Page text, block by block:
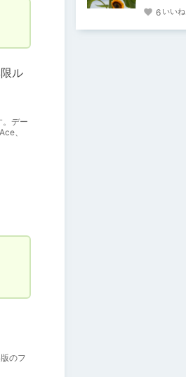
ル
。デー
、
のフ
6 いいね